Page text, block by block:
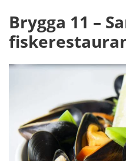
Brygga 11 –